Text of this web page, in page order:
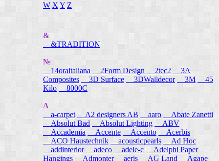
W X Y Z
&
&TRADITION
№
14oraitaliana
2Form Design 2tec2
3A
Composites
3D Surface 3DWalldecor 3M
45
Kilo
8000C
A
a-carpet
A2 designers AB aaro
Abate Zanetti
Absolut Bad
Absolut Lighting
ABV
Accademia
Accente Accento
Acerbis
ACO Haustechnik
acousticpearls
Ad Hoc
addinterior
adeco adele-c
Adelphi Paper
Hangings Admonter aeris AG Land Agape